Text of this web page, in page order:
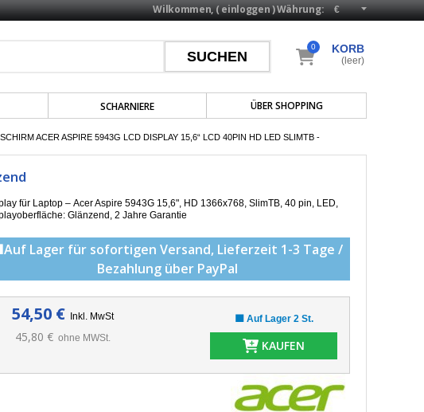
Währung:
Wilkommen, (einloggen)
SCHARNIERE ÜBER SHOPPING
KORB
0
(leer)
ACER ASPIRE 5943G LCD DISPLAY 15,6“ LCD 40PIN HD LED SLIMTB -
für Laptop – Acer Aspire 5943G 15,6", HD 1366x768, SlimTB, 40 pin, LED,
Glänzend , 2 Jahre Garantie
Lager für sofortigen Versand, Lieferzeit 1-3 Tage /
Bezahlung über PayPal
54,50 € Inkl. MwSt
45,80 € ohne MWSt.
🟩 Auf Lager 2 St.
KAUFEN